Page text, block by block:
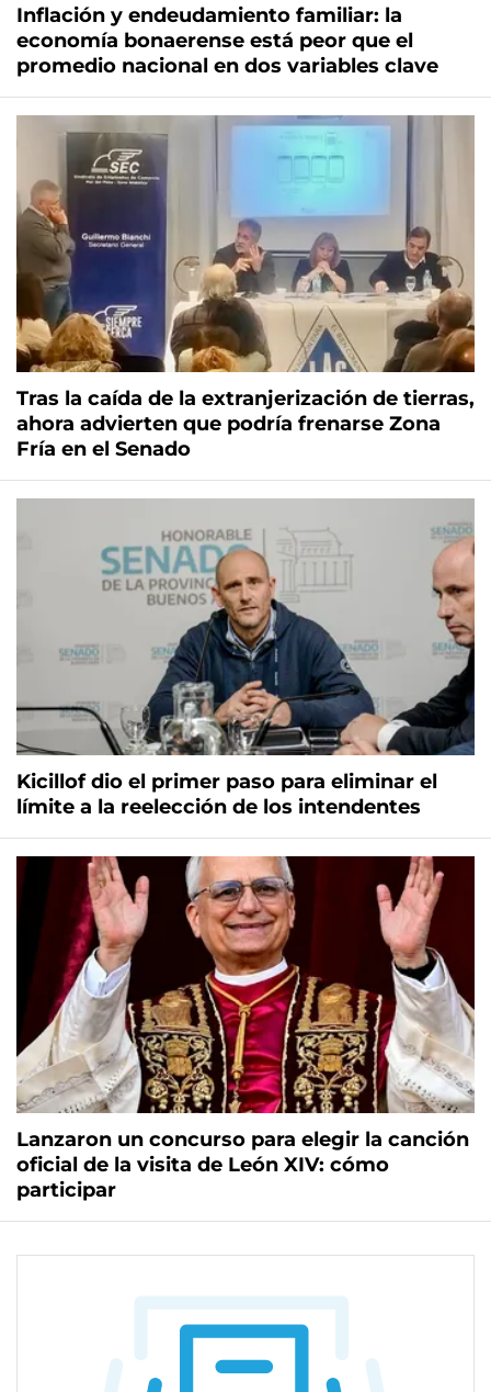
Inflación y endeudamiento familiar: la
economía bonaerense está peor que el
promedio nacional en dos variables clave
Tras la caída de la extranjerización de tierras,
ahora advierten que podría frenarse Zona
Fría en el Senado
Kicillof dio el primer paso para eliminar el
límite a la reelección de los intendentes
Lanzaron un concurso para elegir la canción
oficial de la visita de León XIV: cómo
participar